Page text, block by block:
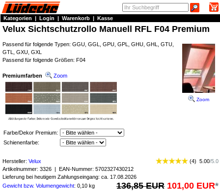
Kategorien | Login | Warenkorb | Kasse
Velux Sichtschutzrollo Manuell RFL F04 Premium
Zoom
Passend für folgende Typen: GGU, GGL, GPU, GPL, GHU, GHL, GTU,
GTL, GXU, GXL
Passend für folgende Größen: F04
Premiumfarben Zoom
Farbe/Dekor Premium:
Schienenfarbe:
Hersteller: Velux (4) 5.00/5.0
Artikelnummer: 3326 | EAN-Nummer: 5702327430212
Lieferung bei heutigem Zahlungseingang: ca. 17.08.2026
Gewicht bzw. Volumengewicht: 0,10 kg 136,85 EUR 101,00 EUR*